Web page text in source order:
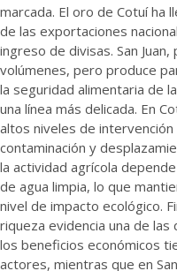
marcada. El oro de Cotuí ha
de las exportaciones
ingreso de divisas. San
volúmenes, pero produce
la seguridad alimentaria de
una línea más delicada. En
altos niveles de
contaminación y
la actividad agrícola
de agua limpia, lo que
nivel de impacto ecológico.
riqueza evidencia una de las
los beneficios económicos
actores, mientras que en